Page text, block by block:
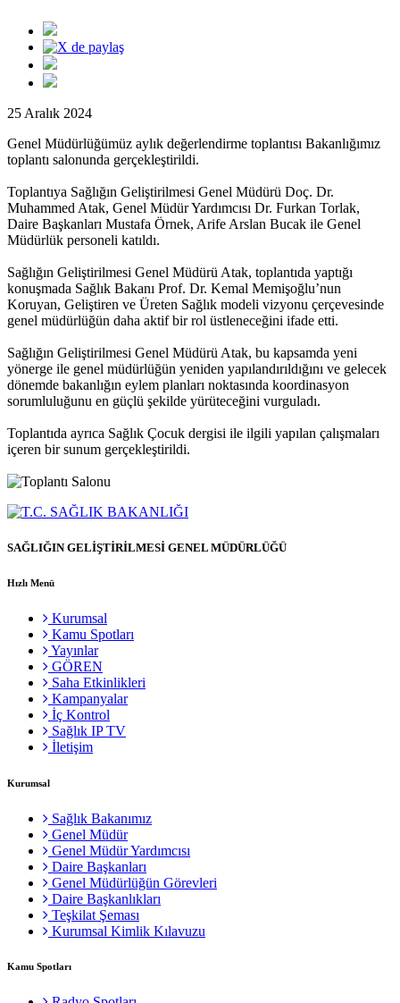
25 Aralık 2024
Genel Müdürlüğümüz aylık değerlendirme toplantısı Bakanlığımız
toplantı salonunda gerçekleştirildi.
Toplantıya Sağlığın Geliştirilmesi Genel Müdürü Doç. Dr.
Muhammed Atak, Genel Müdür Yardımcısı Dr. Furkan Torlak,
Daire Başkanları Mustafa Örnek, Arife Arslan Bucak ile Genel
Müdürlük personeli katıldı.
Sağlığın Geliştirilmesi Genel Müdürü Atak, toplantıda yaptığı
konuşmada Sağlık Bakanı Prof. Dr. Kemal Memişoğlu’nun
Koruyan, Geliştiren ve Üreten Sağlık modeli vizyonu çerçevesinde
genel müdürlüğün daha aktif bir rol üstleneceğini ifade etti.
Sağlığın Geliştirilmesi Genel Müdürü Atak, bu kapsamda yeni
yönerge ile genel müdürlüğün yeniden yapılandırıldığını ve gelecek
dönemde bakanlığın eylem planları noktasında koordinasyon
sorumluluğunu en güçlü şekilde yürüteceğini vurguladı.
Toplantıda ayrıca Sağlık Çocuk dergisi ile ilgili yapılan çalışmaları
içeren bir sunum gerçekleştirildi.
SAĞLIĞIN GELİŞTİRİLMESİ GENEL MÜDÜRLÜĞÜ
Hızlı Menü
Kurumsal
Kamu Spotları
Yayınlar
GÖREN
Saha Etkinlikleri
Kampanyalar
İç Kontrol
Sağlık IP TV
İletişim
Kurumsal
Sağlık Bakanımız
Genel Müdür
Genel Müdür Yardımcısı
Daire Başkanları
Genel Müdürlüğün Görevleri
Daire Başkanlıkları
Teşkilat Şeması
Kurumsal Kimlik Kılavuzu
Kamu Spotları